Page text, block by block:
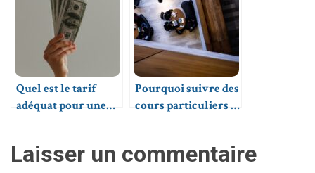
Quel est le tarif
adéquat pour une
Pourquoi suivre des
cours particuliers à
Laisser un commentaire